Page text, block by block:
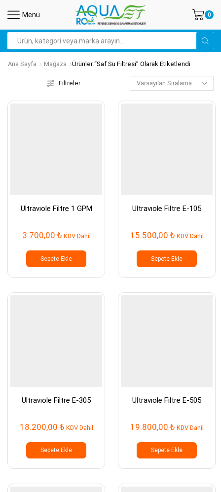
Menü 0
Arama
Ana Sayfa Mağaza Ürünler “saf Su Filtresi” Olarak Etiketlendi
Filtreler
Ultravıole Filtre 1 GPM
3.700,00 ₺ KDV Dahil
Sepete Ekle
Ultravıole Filtre E-105
15.500,00 ₺ KDV Dahil
Sepete Ekle
Ultravıole Filtre E-305
18.200,00 ₺ KDV Dahil
Sepete Ekle
Ultravıole Filtre E-505
19.800,00 ₺ KDV Dahil
Sepete Ekle